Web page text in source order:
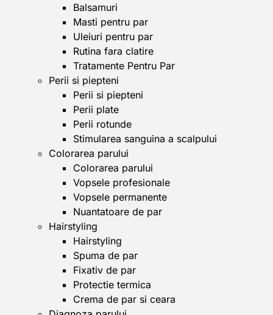
Balsamuri
Masti pentru par
Uleiuri pentru par
Rutina fara clatire
Tratamente Pentru Par
Perii si piepteni
Perii si piepteni
Perii plate
Perii rotunde
Stimularea sanguina a scalpului
Colorarea parului
Colorarea parului
Vopsele profesionale
Vopsele permanente
Nuantatoare de par
Hairstyling
Hairstyling
Spuma de par
Fixativ de par
Protectie termica
Crema de par si ceara